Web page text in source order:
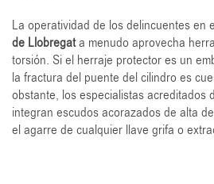
La operatividad de los delincuentes en
de Llobregata menudo aprovecha
torsión. Si el herraje protector es un
la fractura del puente del cilindro es
obstante, los especialistas acreditados
integran escudos acorazados de alta
el agarre de cualquier llave grifa o